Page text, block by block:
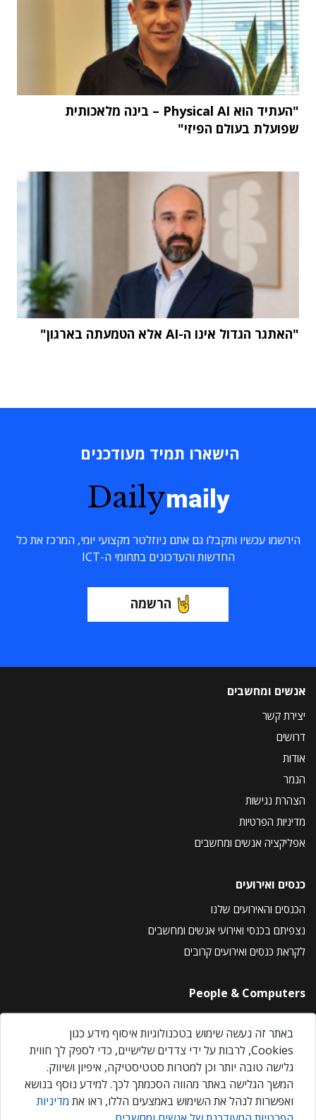
"העתיד הוא Physical AI – בינה מלאכותית
שפועלת בעולם הפיזי"
"האתגר הגדול אינו ה-AI אלא הטמעתה בארגון"
הישארו תמיד מעודכנים
Dailymaily
הירשמו עכשיו ותקבלו גם אתם ניוזלטר מקצועי יומי, המרכז את כל
החדשות והעדכונים בתחומי ה-ICT
הרשמה
אנשים ומחשבים
יצירת קשר
דרושים
אודות
הנמר
הצהרת נגישות
מדיניות הפרטיות
אפליקציה אנשים ומחשבים
כנסים ואירועים
הכנסים והאירועים שלנו
נצפיתם בכנסי ואירועי אנשים ומחשבים
לקראת כנסים ואירועים קרובים
People & Computers
About Us
Privacy Policy
Contact Us
Our Events
באתר זה נעשה שימוש בטכנולוגיות איסוף מידע כגון
Cookies, לרבות על ידי צדדים שלישיים, כדי לספק לך חווית
גלישה טובה יותר וכן למטרות סטטיסטיקה, איפיון ושיווק.
המשך הגלישה באתר מהווה הסכמתך לכך. למידע נוסף בנושא
ואפשרות לנהל את השימוש באמצעים הללו, ראו את מדיניות